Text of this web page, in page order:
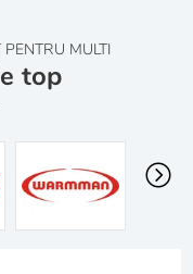
MULTI
top